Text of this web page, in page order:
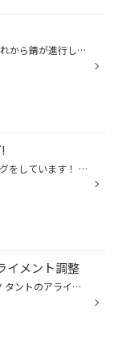
下回りが綺麗な方も、これから錆が進行しないように、 施工していただくのもオススメしてます(*^_^*) 特に新車をご購入の方！ これからのメンテナンスにいかがでしょうか⁇(*^_^*)
店長が錆止めコーティングをしています！ 当店の錆止めはマフラーにも施工できますので是非ご相談下さい!
イメント調整
今回の作業は、 ダイハツ タントのアライメント調整。 安全安心のために タイヤの角度のずれを補正します。 ふらつきを抑制し、 さらにタイヤ長持ち。 ありがとうございます。